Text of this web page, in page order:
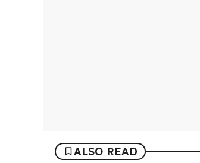
ALSO READ